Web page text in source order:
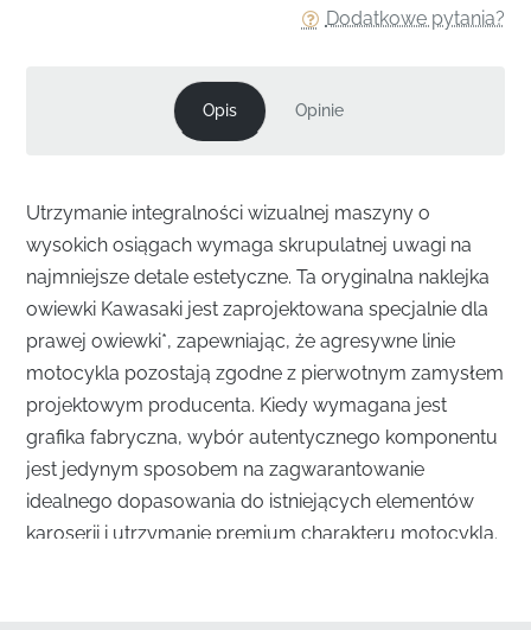
Dodatkowe pytania?
Opis Opinie
Utrzymanie integralności wizualnej maszyny o
wysokich osiągach wymaga skrupulatnej uwagi na
najmniejsze detale estetyczne. Ta oryginalna naklejka
owiewki Kawasaki jest zaprojektowana specjalnie dla
prawej owiewki*, zapewniając, że agresywne linie
motocykla pozostają zgodne z pierwotnym zamysłem
projektowym producenta. Kiedy wymagana jest
grafika fabryczna, wybór autentycznego komponentu
jest jedynym sposobem na zagwarantowanie
idealnego dopasowania do istniejących elementów
karoserii i utrzymanie premium charakteru motocykla.